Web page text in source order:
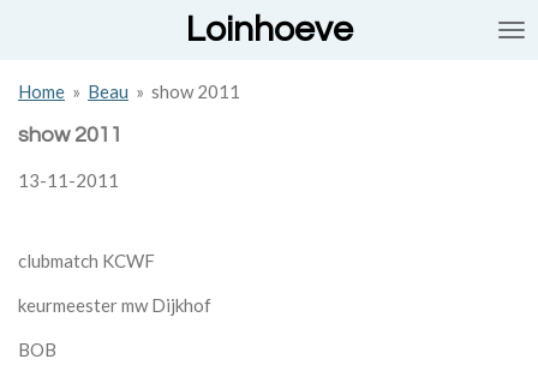
de
hoofdinhoud
Loinhoeve
Home » Beau » show 2011
show 2011
13-11-2011
clubmatch KCWF
keurmeester mw Dijkhof
BOB